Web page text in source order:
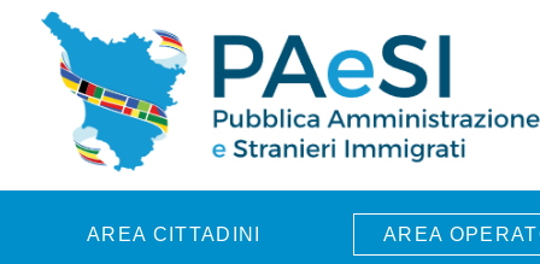
Skip to main content
AREA CITTADINI AREA